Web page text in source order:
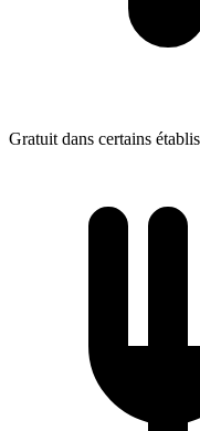
Gratuit dans certains